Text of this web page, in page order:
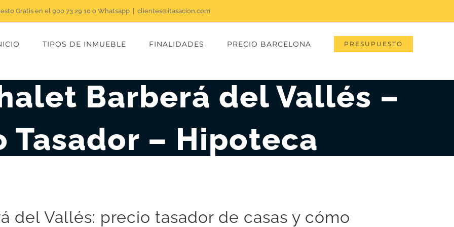
Gratis en el 900 73 29 10 o Whatsapp clientes@itasacion.com
TIPOS DE INMUEBLE FINALIDADES PRECIO BARCELONA PRESUPUESTO
Barberá del Vallés –
Tasador – Hipoteca
del Vallés: precio tasador de casas y cómo